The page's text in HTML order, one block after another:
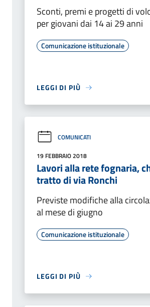
Sconti, premi e progetti di
per giovani dai 14 ai 29 anni
Comunicazione istituzionale
LEGGI DI PIÙ
COMUNICATI
19 FEBBRAIO 2018
Lavori alla rete fognaria,
tratto di via Ronchi
Previste modifiche alla
al mese di giugno
Comunicazione istituzionale
LEGGI DI PIÙ